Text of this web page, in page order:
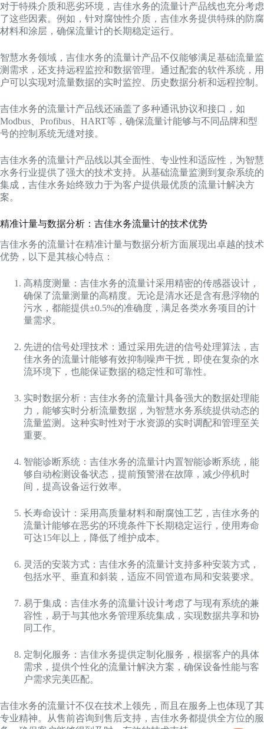
对于特殊介质和恶劣环境，吉佳水务的流量计产品线也充分考虑
了这些因素。例如，针对腐蚀性介质，吉佳水务提供特殊的防腐
材料和涂层，确保流量计的长期稳定运行。
智慧水务领域，吉佳水务的流量计产品不仅能够满足基础流量监
测需求，还支持远程监控和数据管理。通过配套的软件系统，用
户可以实现对流量数据的实时监控、历史数据分析和远程控制。
吉佳水务的流量计产品线还涵盖了多种通讯协议和接口，如
Modbus、Profibus、HART等，确保流量计能够与不同品牌和型
号的控制系统无缝对接。
吉佳水务的流量计产品线以其全面性、专业性和适应性，为智慧
水务行业提供了强大的技术支持。从基础流量监测到复杂系统的
集成，吉佳水务始终致力于为客户提供最优质的流量计解决方
案。
精准计量与数据分析：吉佳水务流量计的技术优势
吉佳水务的流量计在精准计量与数据分析方面展现出卓越的技术
优势，以下是其核心特点：
高精度测量：吉佳水务的流量计采用精密的传感器设计，
确保了流量测量的高精度。无论是清水还是含有悬浮物的
污水，都能提供±0.5%的准确度，满足各类水务项目的计
量需求。
先进的信号处理技术：通过采用先进的信号处理算法，吉
佳水务的流量计能够有效抑制噪声干扰，即使在复杂的水
流环境下，也能保证数据的稳定性和可靠性。
实时数据分析：吉佳水务的流量计具备强大的数据处理能
力，能够实时分析流量数据，为智慧水务系统提供动态的
流量监测。这种实时性对于水资源的实时调配和管理至关
重要。
智能诊断系统：吉佳水务的流量计内置智能诊断系统，能
够自动检测设备状态，提前预警潜在故障，减少停机时
间，提高设备运行效率。
长寿命设计：采用高质量材料和耐腐蚀工艺，吉佳水务的
流量计能够在恶劣的环境条件下长期稳定运行，使用寿命
可达15年以上，降低了维护成本。
灵活的安装方式：吉佳水务的流量计支持多种安装方式，
包括水平、垂直和斜装，适应不同管道布局和安装要求。
易于集成：吉佳水务的流量计设计考虑了与现有系统的兼
容性，易于与其他水务管理系统集成，实现数据共享和协
同工作。
定制化服务：吉佳水务提供定制化服务，根据客户的具体
需求，提供个性化的流量计解决方案，确保设备性能与客
户需求完美匹配。
吉佳水务的流量计不仅在技术上领先，而且在服务上也体现了其
专业精神。从售前咨询到售后支持，吉佳水务都提供全方位的服